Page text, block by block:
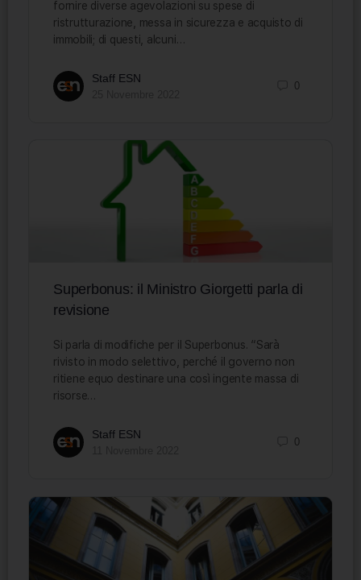
fornire diverse agevolazioni su spese di
ristrutturazione, messa in sicurezza e acquisto di
immobili; di questi, alcuni…
Staff ESN
0
Superbonus: il Ministro Giorgetti parla di
revisione
Si parla di modifiche per il Superbonus. “Sarà
rivisto in modo selettivo, perché il governo non
ritiene equo destinare una così ingente massa di
risorse…
Staff ESN
0